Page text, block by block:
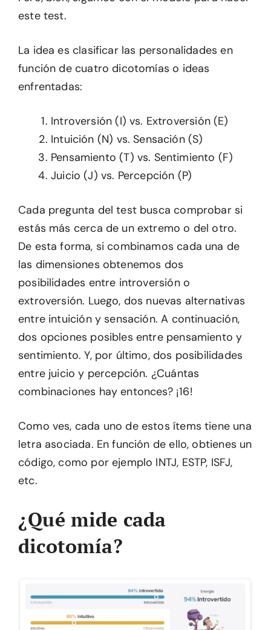
este test.
La idea es clasificar las personalidades en
función de cuatro dicotomías o ideas
enfrentadas:
Introversión (I) vs. Extroversión (E)
Intuición (N) vs. Sensación (S)
Pensamiento (T) vs. Sentimiento (F)
Juicio (J) vs. Percepción (P)
Cada pregunta del test busca comprobar si
estás más cerca de un extremo o del otro.
De esta forma, si combinamos cada una de
las dimensiones obtenemos dos
posibilidades entre introversión o
extroversión. Luego, dos nuevas alternativas
entre intuición y sensación. A continuación,
dos opciones posibles entre pensamiento y
sentimiento. Y, por último, dos posibilidades
entre juicio y percepción. ¿Cuántas
combinaciones hay entonces? ¡16!
Como ves, cada uno de estos ítems tiene una
letra asociada. En función de ello, obtienes un
código, como por ejemplo INTJ, ESTP, ISFJ,
etc.
¿Qué mide cada
dicotomía?